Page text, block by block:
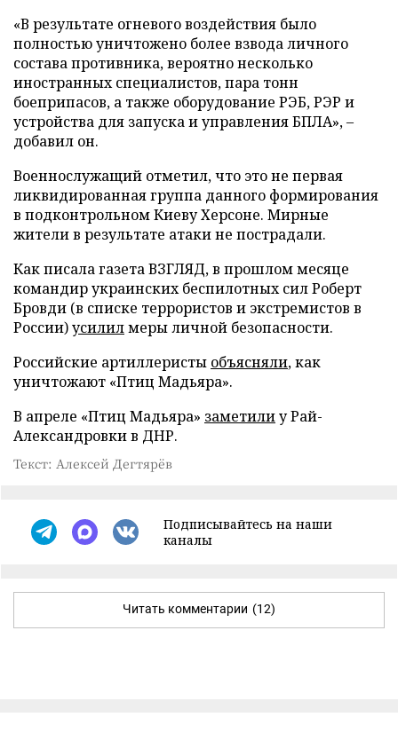
«В результате огневого воздействия было
полностью уничтожено более взвода личного
состава противника, вероятно несколько
иностранных специалистов, пара тонн
боеприпасов, а также оборудование РЭБ, РЭР и
устройства для запуска и управления БПЛА», –
добавил он.
Военнослужащий отметил, что это не первая
ликвидированная группа данного формирования
в подконтрольном Киеву Херсоне. Мирные
жители в результате атаки не пострадали.
Как писала газета ВЗГЛЯД, в прошлом месяце
командир украинских беспилотных сил Роберт
Бровди (в списке террористов и экстремистов в
России)усилилмеры личной безопасности.
Российские артиллеристы объясняли, как
уничтожают «Птиц Мадьяра».
В апреле «Птиц Мадьяра» заметилиу Рай-
Александровки в ДНР.
Текст: Алексей Дегтярёв
Подписывайтесь на наши
каналы
Читать комментарии (12)